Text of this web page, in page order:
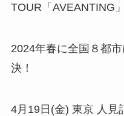
TOUR「AVEANTING」
2024年春に全国８都
決！
4月19日(金) 東京 人見